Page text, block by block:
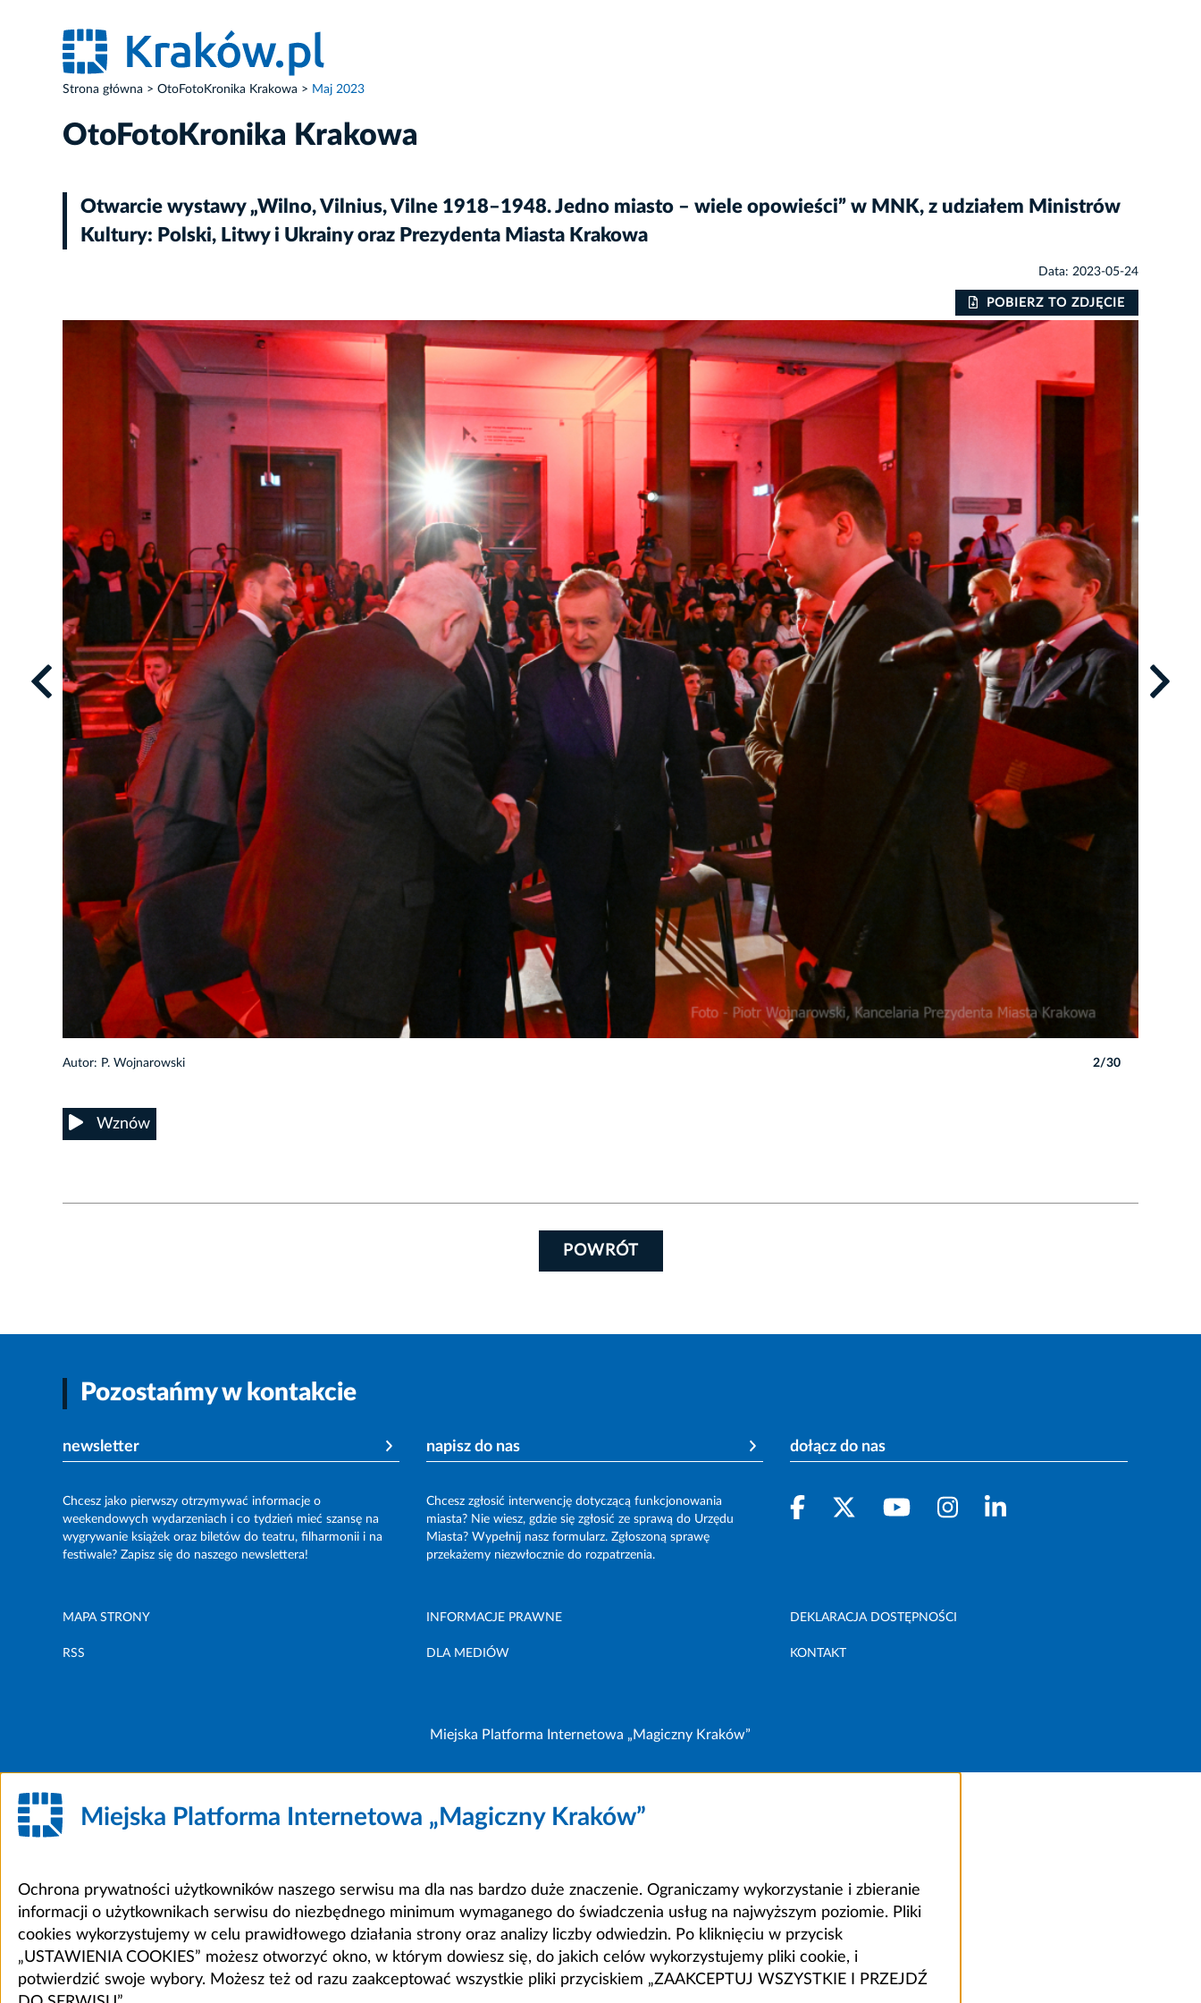
Strona główna OtoFotoKronika Krakowa Maj 2023
OtoFotoKronika Krakowa
Otwarcie wystawy „Wilno, Vilnius, Vilne 1918–1948. Jedno miasto – wiele opowieści” w MNK, z udziałem Ministrów
Kultury: Polski, Litwy i Ukrainy oraz Prezydenta Miasta Krakowa
Data: 2023-05-24
POBIERZ TO ZDJĘCIE
Autor: P. Wojnarowski 2/30
Wznów
POWRÓT
Pozostańmy w kontakcie
newsletter
Chcesz jako pierwszy otrzymywać informacje o
weekendowych wydarzeniach i co tydzień mieć szansę na
wygrywanie książek oraz biletów do teatru, filharmonii i na
festiwale? Zapisz się do naszego newslettera!
napisz do nas
Chcesz zgłosić interwencję dotyczącą funkcjonowania
miasta? Nie wiesz, gdzie się zgłosić ze sprawą do Urzędu
Miasta? Wypełnij nasz formularz. Zgłoszoną sprawę
przekażemy niezwłocznie do rozpatrzenia.
dołącz do nas
MAPA STRONY INFORMACJE PRAWNE DEKLARACJA DOSTĘPNOŚCI
RSS DLA MEDIÓW KONTAKT
Miejska Platforma Internetowa „Magiczny Kraków”
Miejska Platforma Internetowa „Magiczny Kraków”
Ochrona prywatności użytkowników naszego serwisu ma dla nas bardzo duże znaczenie. Ograniczamy wykorzystanie i zbieranie
informacji o użytkownikach serwisu do niezbędnego minimum wymaganego do świadczenia usług na najwyższym poziomie. Pliki
cookies wykorzystujemy w celu prawidłowego działania strony oraz analizy liczby odwiedzin. Po kliknięciu w przycisk
„USTAWIENIA COOKIES” możesz otworzyć okno, w którym dowiesz się, do jakich celów wykorzystujemy pliki cookie, i
potwierdzić swoje wybory. Możesz też od razu zaakceptować wszystkie pliki przyciskiem „ZAAKCEPTUJ WSZYSTKIE I PRZEJDŹ